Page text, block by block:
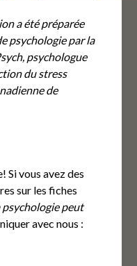
a été préparée
psychologie par la
psychologue
du stress
de
vous avez des
sur les fiches
psychologie peut
avec nous :